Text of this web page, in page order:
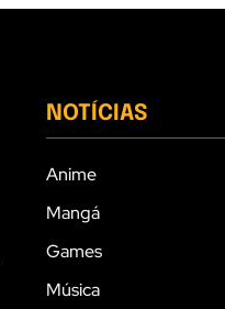
NOTÍCIAS
Anime
Mangá
Games
Música